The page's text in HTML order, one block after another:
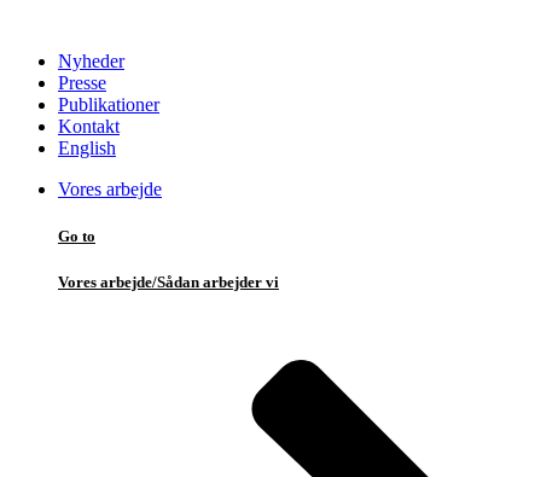
Nyheder
Presse
Publikationer
Kontakt
English
Vores arbejde
Go to
Vores arbejde/Sådan arbejder vi